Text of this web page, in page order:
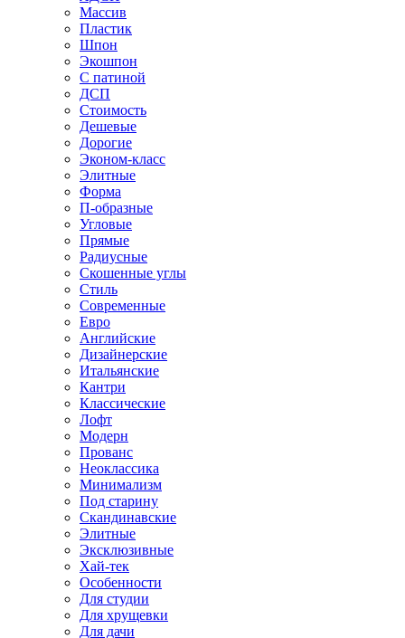
Массив
Пластик
Шпон
Экошпон
С патиной
ДСП
Стоимость
Дешевые
Дорогие
Эконом-класс
Элитные
Форма
П-образные
Угловые
Прямые
Радиусные
Скошенные углы
Стиль
Современные
Евро
Английские
Дизайнерские
Итальянские
Кантри
Классические
Лофт
Модерн
Прованс
Неоклассика
Минимализм
Под старину
Скандинавские
Элитные
Эксклюзивные
Хай-тек
Особенности
Для студии
Для хрущевки
Для дачи